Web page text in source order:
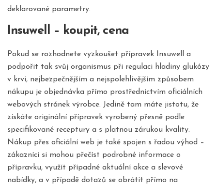
deklarované parametry.
Insuwell – koupit, cena
Pokud se rozhodnete vyzkoušet přípravek Insuwell a
podpořit tak svůj organismus při regulaci hladiny glukózy
v krvi, nejbezpečnějším a nejspolehlivějším způsobem
nákupu je objednávka přímo prostřednictvím oficiálních
webových stránek výrobce. Jedině tam máte jistotu, že
získáte originální přípravek vyrobený přesně podle
specifikované receptury a s platnou zárukou kvality.
Nákup přes oficiální web je také spojen s řadou výhod –
zákazníci si mohou přečíst podrobné informace o
přípravku, využít případné aktuální akce a slevové
nabídky, a v případě dotazů se obrátit přímo na